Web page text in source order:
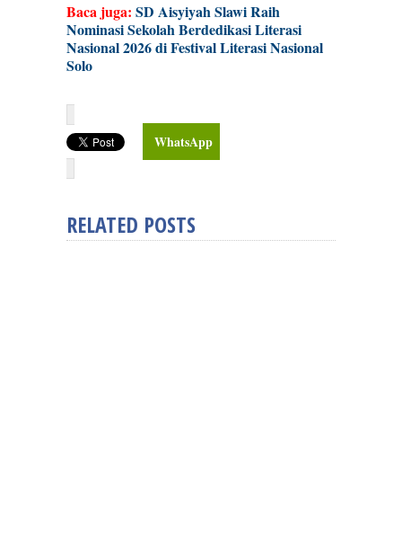
Baca juga: SD Aisyiyah Slawi Raih
Nominasi Sekolah Berdedikasi Literasi
Nasional 2026 di Festival Literasi Nasional
Solo
WhatsApp
RELATED POSTS